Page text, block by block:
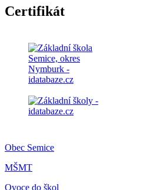
Certifikát
Obec Semice
MŠMT
Ovoce do škol